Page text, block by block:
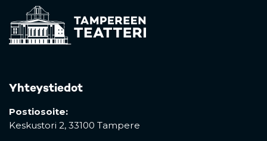
Yhteystiedot
Postiosoite:
Keskustori 2, 33100 Tampere